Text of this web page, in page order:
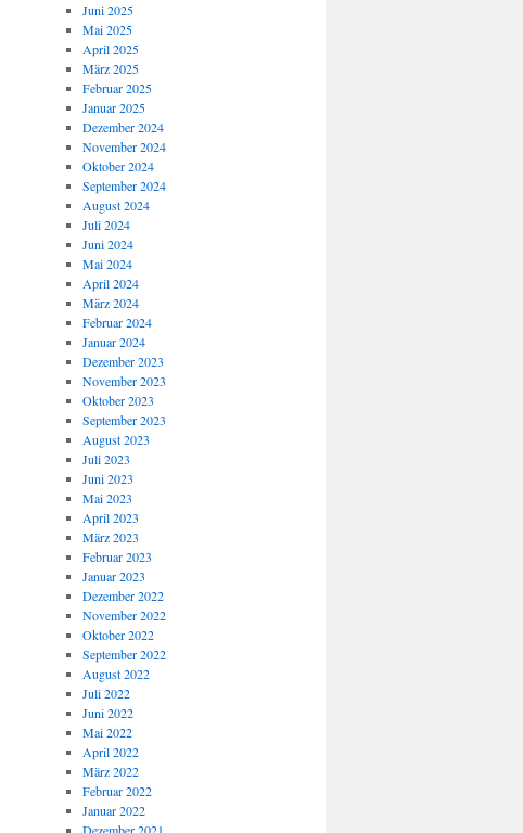
Juni 2025
Mai 2025
April 2025
März 2025
Februar 2025
Januar 2025
Dezember 2024
November 2024
Oktober 2024
September 2024
August 2024
Juli 2024
Juni 2024
Mai 2024
April 2024
März 2024
Februar 2024
Januar 2024
Dezember 2023
November 2023
Oktober 2023
September 2023
August 2023
Juli 2023
Juni 2023
Mai 2023
April 2023
März 2023
Februar 2023
Januar 2023
Dezember 2022
November 2022
Oktober 2022
September 2022
August 2022
Juli 2022
Juni 2022
Mai 2022
April 2022
März 2022
Februar 2022
Januar 2022